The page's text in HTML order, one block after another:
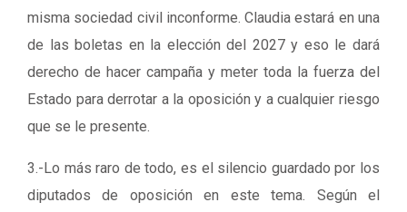
misma sociedad civil inconforme. Claudia estará en una
de las boletas en la elección del 2027 y eso le dará
derecho de hacer campaña y meter toda la fuerza del
Estado para derrotar a la oposición y a cualquier riesgo
que se le presente.
3.-Lo más raro de todo, es el silencio guardado por los
diputados de oposición en este tema. Según el